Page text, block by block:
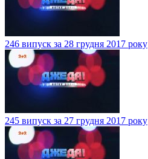
246 випуск за 28 грудня 2017 року
245 випуск за 27 грудня 2017 року